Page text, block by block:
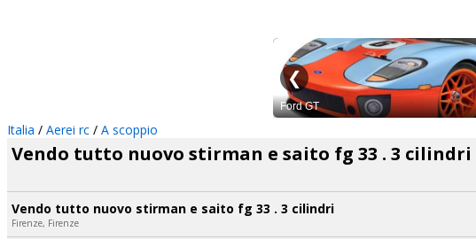
Italia / Aerei rc / A scoppio
Vendo tutto nuovo stirman e saito fg 33 . 3 cilindri
Vendo tutto nuovo stirman e saito fg 33 . 3 cilindri
Firenze, Firenze